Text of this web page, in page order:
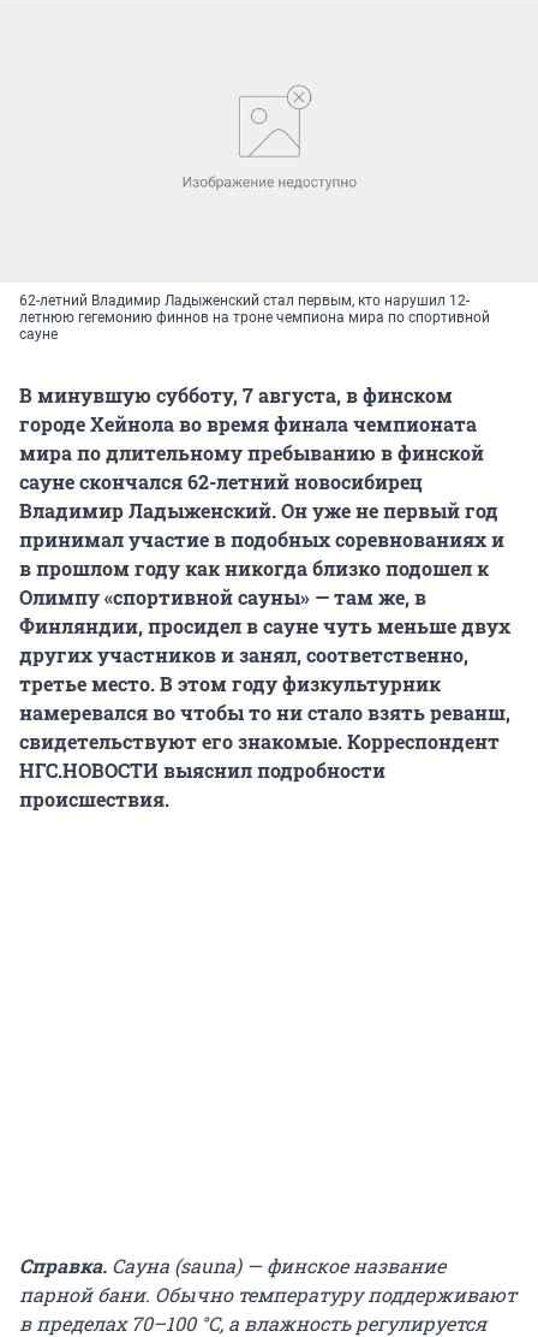
62-летний Владимир Ладыженский стал первым, кто нарушил 12-
летнюю гегемонию финнов на троне чемпиона мира по спортивной
сауне
В минувшую субботу, 7 августа, в финском
городе Хейнола во время финала чемпионата
мира по длительному пребыванию в финской
сауне скончался 62-летний новосибирец
Владимир Ладыженский. Он уже не первый год
принимал участие в подобных соревнованиях и
в прошлом году как никогда близко подошел к
Олимпу «спортивной сауны» — там же, в
Финляндии, просидел в сауне чуть меньше двух
других участников и занял, соответственно,
третье место. В этом году физкультурник
намеревался во чтобы то ни стало взять реванш,
свидетельствуют его знакомые. Корреспондент
НГС.НОВОСТИ выяснил подробности
происшествия.
Справка. Сауна (sauna) — финское название
парной бани. Обычно температуру поддерживают
в пределах 70–100 °C, а влажность регулируется